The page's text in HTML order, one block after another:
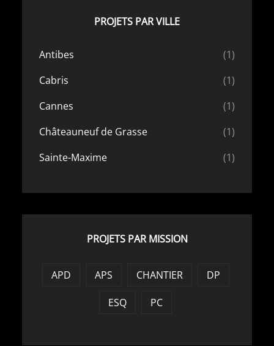
PROJETS PAR VILLE
Antibes
(1)
Cabris
(1)
Cannes
(1)
Châteauneuf de Grasse
(1)
Sainte-Maxime
(1)
PROJETS PAR MISSION
APD APS CHANTIER DP
ESQ PC